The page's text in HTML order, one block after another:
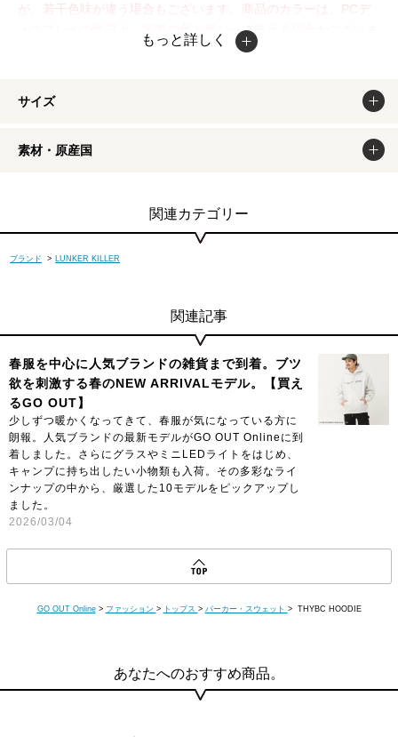
が、若干色味が違う場合もございます。商品のカラーは、PCデ
ィスプレイの性質上、実際の色と異なって見える場合がございま
すので予めご了承ください。
もっと詳しく
サイズ
素材・原産国
関連カテゴリー
ブランド > LUNKER KILLER
関連記事
春服を中心に人気ブランドの雑貨まで到着。ブツ
欲を刺激する春のNEW ARRIVALモデル。【買え
るGO OUT】
少しずつ暖かくなってきて、春服が気になっている方に
朗報。人気ブランドの最新モデルがGO OUT Onlineに到
着しました。さらにグラスやミニLEDライトをはじめ、
キャンプに持ち出したい小物類も入荷。その多彩なライ
ンナップの中から、厳選した10モデルをピックアップし
ました。
2026/03/04
GO OUT Online > ファッション > トップス > パーカー・スウェット > THYBC HOODIE
あなたへのおすすめ商品。